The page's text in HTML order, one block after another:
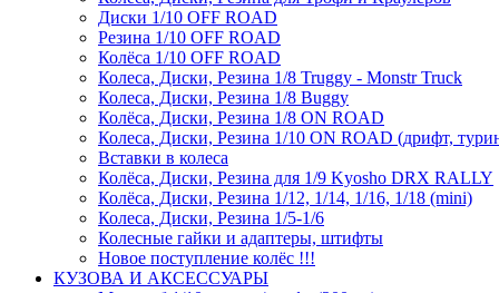
Диски 1/10 OFF ROAD
Резина 1/10 OFF ROAD
Колёса 1/10 OFF ROAD
Колеса, Диски, Резина 1/8 Truggy - Monstr Truck
Колеса, Диски, Резина 1/8 Buggy
Колёса, Диски, Резина 1/8 ON ROAD
Колеса, Диски, Резина 1/10 ON ROAD (дрифт,
Вставки в колеса
Колёса, Диски, Резина для 1/9 Kyosho DRX RALLY
Колёса, Диски, Резина 1/12, 1/14, 1/16, 1/18 (mini)
Колеса, Диски, Резина 1/5-1/6
Колесные гайки и адаптеры, штифты
Новое поступление колёс !!!
КУЗОВА И АКСЕССУАРЫ